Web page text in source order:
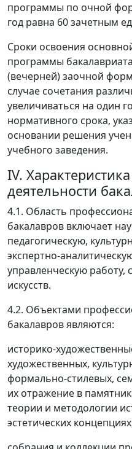
программы по очной
год равна 60 зачетным
Сроки освоения
программы
(вечерней) заочной
случае сочетания
увеличиваться на один
нормативного срока,
основании решения
учебного заведения.
IV.
деятельности
4.1. Область
бакалавров включает
педагогическую,
экспертно-
управленческую работу,
искусств.
4.2. Объектами
бакалавров являются:
историко-
художественных,
формально-стилевых,
их отражение в
теории и методологии
эстетических